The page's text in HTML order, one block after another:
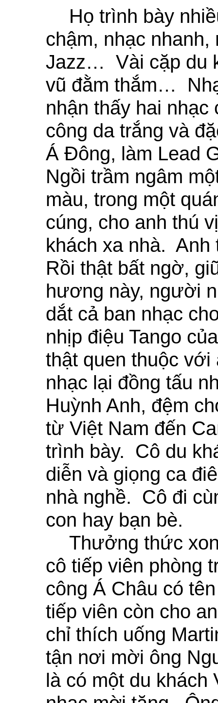
Họ trình bày
chậm, nhạc
Jazz… Vài cặp du
vũ đằm thắm…
nhận thấy hai nhạc
công da trắng và
Á Ðông, làm Lead
Ngồi trầm ngâm
màu, trong một
cúng, cho anh thú
khách xa nhà.
Rồi thật bất ngờ,
hương này, người
dắt cả ban nhạc
nhịp điệu Tango
thật quen thuộc với
nhạc lại đồng tấu
Huỳnh Anh, đệm
từ Việt Nam đến
trình bày. Cô du
diễn và giọng ca
nhà nghề. Cô đi
con hay bạn bè.
Thưởng thức
cô tiếp viên phòng
công Á Châu có
tiếp viên còn cho
chỉ thích uống
tận nơi mời ông
là có một du khách